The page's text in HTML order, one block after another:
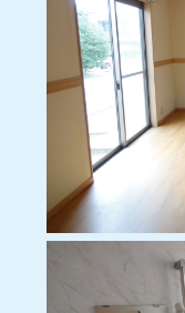
円(税込))
ペット
請・手
保証会
個別浄
清掃は
駐車場
ません
町内会